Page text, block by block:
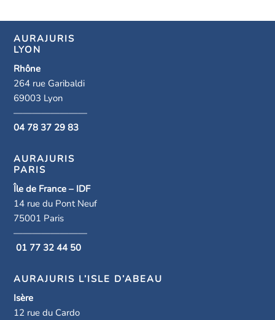
AURAJURIS
LYON
Rhône
264 rue Garibaldi
69003 Lyon
————————
04 78 37 29 83
AURAJURIS
PARIS
Île de France – IDF
14 rue du Pont Neuf
75001 Paris
————————
01 77 32 44 50
AURAJURIS L’ISLE D’ABEAU
Isère
12 rue du Cardo